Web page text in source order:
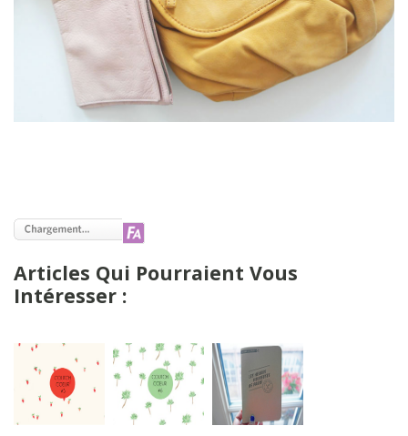
Articles Qui Pourraient Vous
Intéresser :